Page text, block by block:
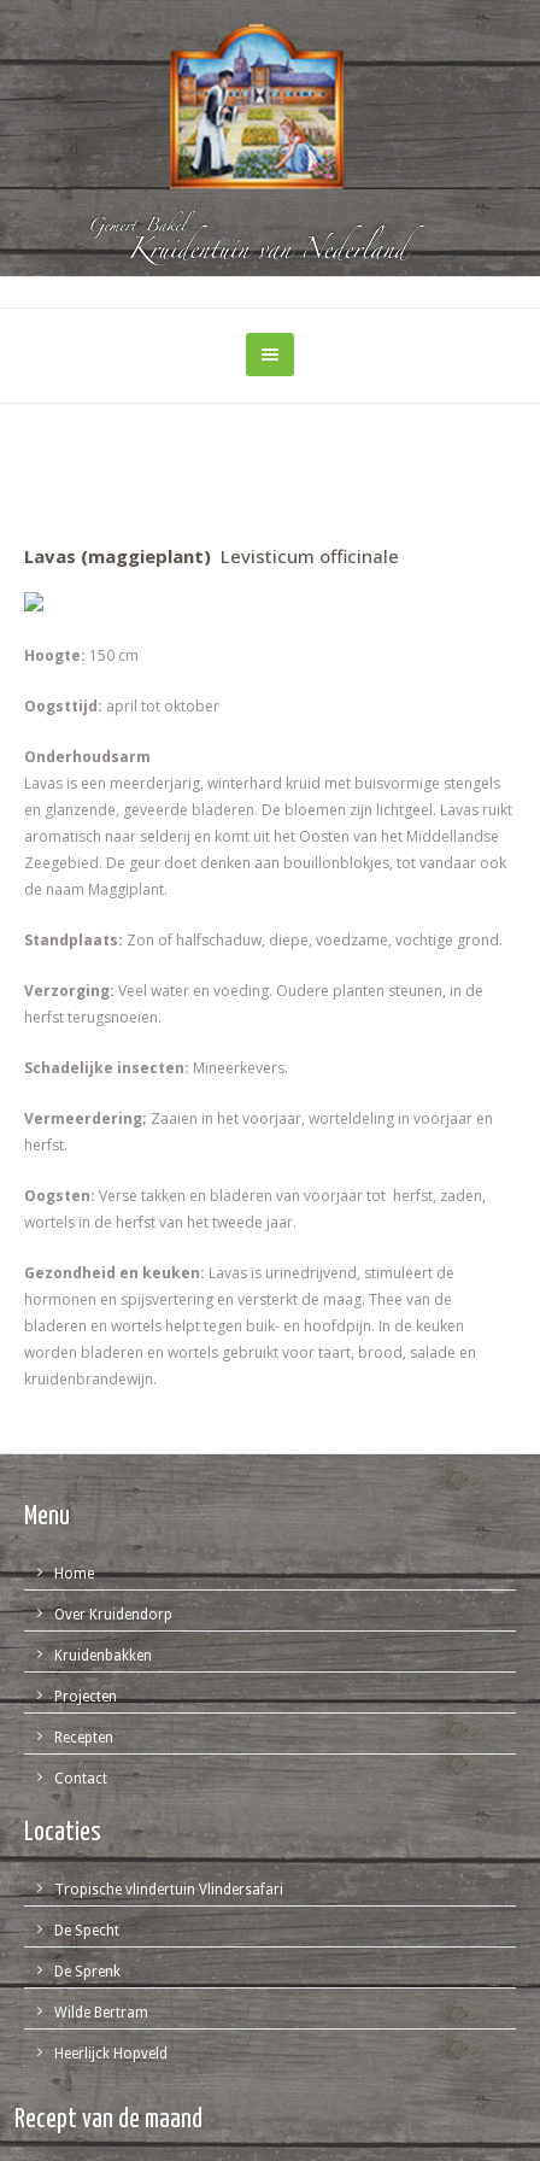
Lavas (maggieplant) Levisticum officinale
Hoogte: 150 cm
Oogsttijd: april tot oktober
Onderhoudsarm
Lavas is een meerderjarig, winterhard kruid met buisvormige stengels
en glanzende, geveerde bladeren. De bloemen zijn lichtgeel. Lavas ruikt
aromatisch naar selderij en komt uit het Oosten van het Middellandse
Zeegebied. De geur doet denken aan bouillonblokjes, tot vandaar ook
de naam Maggiplant.
Standplaats: Zon of halfschaduw, diepe, voedzame, vochtige grond.
Verzorging: Veel water en voeding. Oudere planten steunen, in de
herfst terugsnoeien.
Schadelijke insecten: Mineerkevers.
Vermeerdering; Zaaien in het voorjaar, worteldeling in voorjaar en
herfst.
Oogsten: Verse takken en bladeren van voorjaar tot herfst, zaden,
wortels in de herfst van het tweede jaar.
Gezondheid en keuken: Lavas is urinedrijvend, stimuleert de
hormonen en spijsvertering en versterkt de maag. Thee van de
bladeren en wortels helpt tegen buik- en hoofdpijn. In de keuken
worden bladeren en wortels gebruikt voor taart, brood, salade en
kruidenbrandewijn.
Menu
Home
Over Kruidendorp
Kruidenbakken
Projecten
Recepten
Contact
Locaties
Tropische vlindertuin Vlindersafari
De Specht
De Sprenk
Wilde Bertram
Heerlijck Hopveld
Recept van de maand